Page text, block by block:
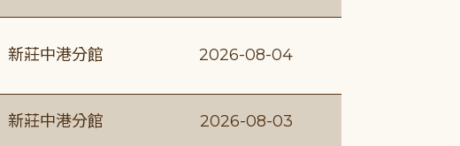
新莊中港分館 2026-08-04
新莊中港分館 2026-08-03